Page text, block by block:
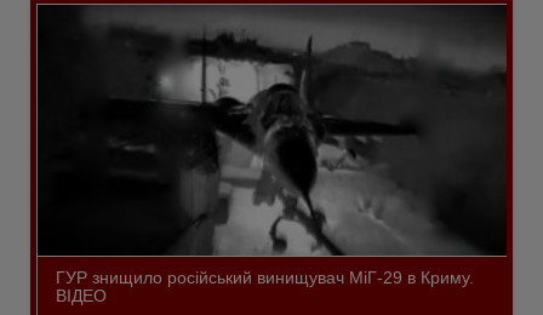
ГУР знищило російський винищувач МіГ-29 в Криму.
ВІДЕО